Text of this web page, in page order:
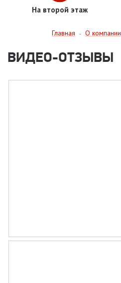
На второй этаж
Главная - О компании
ВИДЕО-ОТЗЫВЫ